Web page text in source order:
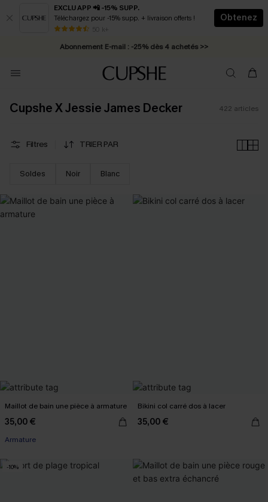
EXCLU APP 📲 -15% SUPP.
Téléchargez pour -15% supp. + livraison offerts !
50 k+
Obtenez
* Livraison éclair 2-3 jours ouvrés >>
Abonnement E-mail : -25% dès 4 achetés >>
Cupshe X Jessie James Decker 422 articles
Filtres TRIER PAR
Soldes Noir Blanc
Maillot de bain une pièce à armature
35,00 €
Armature
Bikini col carré dos à lacer
35,00 €
-10%